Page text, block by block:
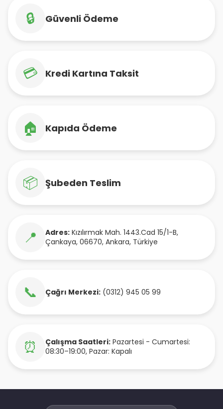
🔒 Güvenli Ödeme
💳 Kredi Kartına Taksit
🏠 Kapıda Ödeme
📦 Şubeden Teslim
📍 Adres: Kızılırmak Mah. 1443.Cad 15/1-B,
Çankaya, 06670, Ankara, Türkiye
📞 Çağrı Merkezi: (0312) 945 05 99
⏰ Çalışma Saatleri: Pazartesi - Cumartesi:
08:30–19:00, Pazar: Kapalı